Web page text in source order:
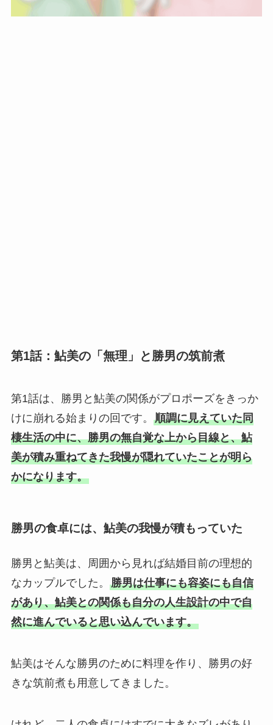
第1話：鮎美の「無理」と勝男の筑前煮
第1話は、勝男と鮎美の関係がプロポーズをきっか
けに崩れる始まりの回です。 順調に見えていた同
棲生活の中に、勝男の無自覚な上から目線と、鮎
美が積み重ねてきた我慢が隠れていたことが明ら
かになります。
勝男の食卓には、鮎美の我慢が積もっていた
勝男と鮎美は、周囲から見れば結婚目前の理想的
なカップルでした。 勝男は仕事にも容姿にも自信
があり、鮎美との関係も自分の人生設計の中で自
然に進んでいると思い込んでいます。
鮎美はそんな勝男のために料理を作り、勝男の好
きな筑前煮も用意してきました。